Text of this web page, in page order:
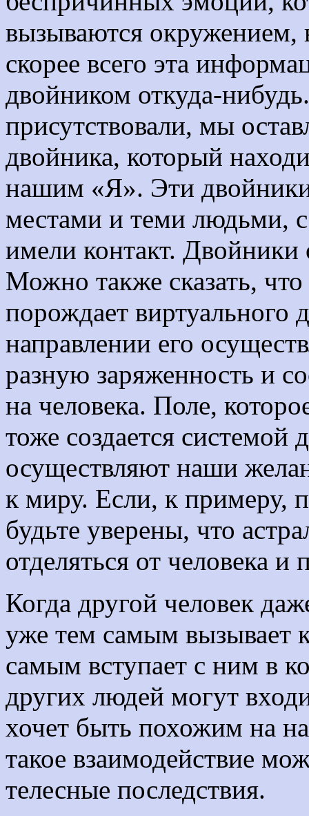
вызываются окружением,
скорее всего эта
двойником откуда-
присутствовали, мы
двойника, который
нашим «Я». Эти
местами и теми людьми,
имели контакт.
Можно также сказать,
порождает виртуального
направлении его
разную заряженность и
на человека. Поле,
тоже создается системой
осуществляют наши
к миру. Если, к примеру,
будьте уверены, что
отделяться от человека и
Когда другой человек
уже тем самым вызывает
самым вступает с ним в
других людей могут
хочет быть похожим на
такое взаимодействие
телесные последствия.